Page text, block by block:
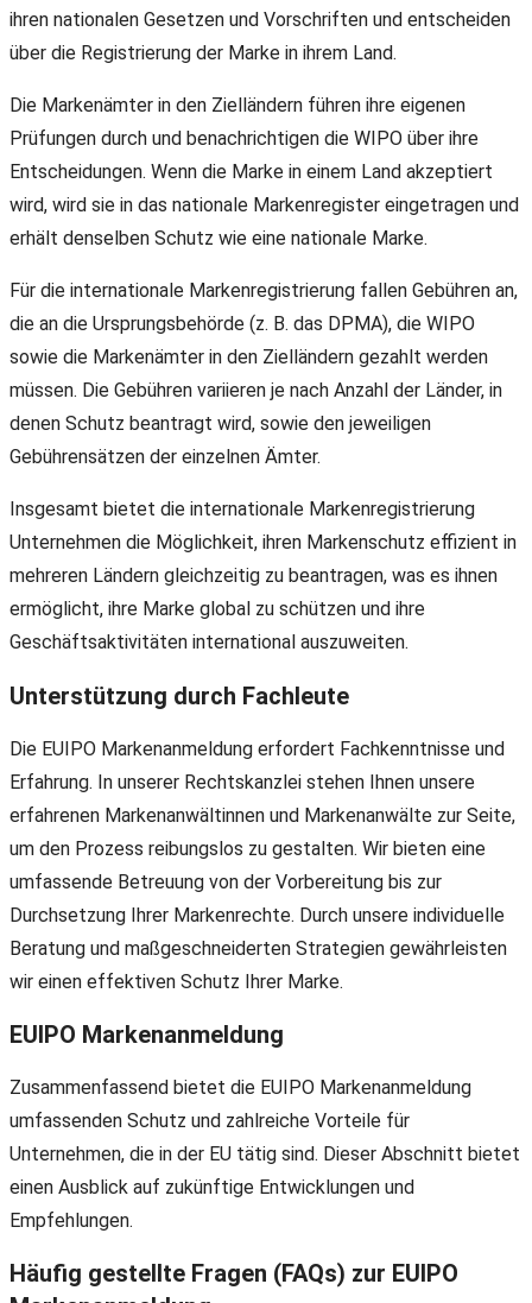
ihren nationalen Gesetzen und Vorschriften und entscheiden
über die Registrierung der Marke in ihrem Land.
Die Markenämter in den Zielländern führen ihre eigenen
Prüfungen durch und benachrichtigen die WIPO über ihre
Entscheidungen. Wenn die Marke in einem Land akzeptiert
wird, wird sie in das nationale Markenregister eingetragen und
erhält denselben Schutz wie eine nationale Marke.
Für die internationale Markenregistrierung fallen Gebühren an,
die an die Ursprungsbehörde (z. B. das DPMA), die WIPO
sowie die Markenämter in den Zielländern gezahlt werden
müssen. Die Gebühren variieren je nach Anzahl der Länder, in
denen Schutz beantragt wird, sowie den jeweiligen
Gebührensätzen der einzelnen Ämter.
Insgesamt bietet die internationale Markenregistrierung
Unternehmen die Möglichkeit, ihren Markenschutz effizient in
mehreren Ländern gleichzeitig zu beantragen, was es ihnen
ermöglicht, ihre Marke global zu schützen und ihre
Geschäftsaktivitäten international auszuweiten.
Unterstützung durch Fachleute
Die EUIPO Markenanmeldung erfordert Fachkenntnisse und
Erfahrung. In unserer Rechtskanzlei stehen Ihnen unsere
erfahrenen Markenanwältinnen und Markenanwälte zur Seite,
um den Prozess reibungslos zu gestalten. Wir bieten eine
umfassende Betreuung von der Vorbereitung bis zur
Durchsetzung Ihrer Markenrechte. Durch unsere individuelle
Beratung und maßgeschneiderten Strategien gewährleisten
wir einen effektiven Schutz Ihrer Marke.
EUIPO Markenanmeldung
Zusammenfassend bietet die EUIPO Markenanmeldung
umfassenden Schutz und zahlreiche Vorteile für
Unternehmen, die in der EU tätig sind. Dieser Abschnitt bietet
einen Ausblick auf zukünftige Entwicklungen und
Empfehlungen.
Häufig gestellte Fragen (FAQs) zur EUIPO